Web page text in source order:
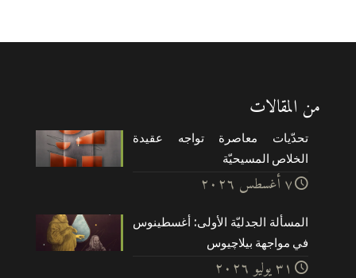
من المقالات
تحدّيات معاصرة تواجه عقيدة
الخلاص المسيحيّة
۷ أغسطس ۲۰۲٦
المسألة الجدليّة الأولى: أغسطينوس
في مواجهة بيلاچيوس
۳۱ يوليو ۲۰۲٦